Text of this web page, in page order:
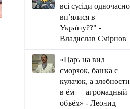
всі сусіди одночасно
вп’ялися в
Україну??" -
Владислав Смірнов
«Царь на вид
сморчок, башка с
кулачок, а злобности
в ём — агромадный
объём» - Леонид